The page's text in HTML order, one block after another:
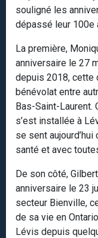
souligné les
dépassé leur 100e
La première,
anniversaire le 27
depuis 2018, cette
bénévolat entre
Bas-Saint-
s’est installée à
se sent
santé et avec
De son côté,
anniversaire le 23
secteur Bienville,
de sa vie en
Lévis depuis